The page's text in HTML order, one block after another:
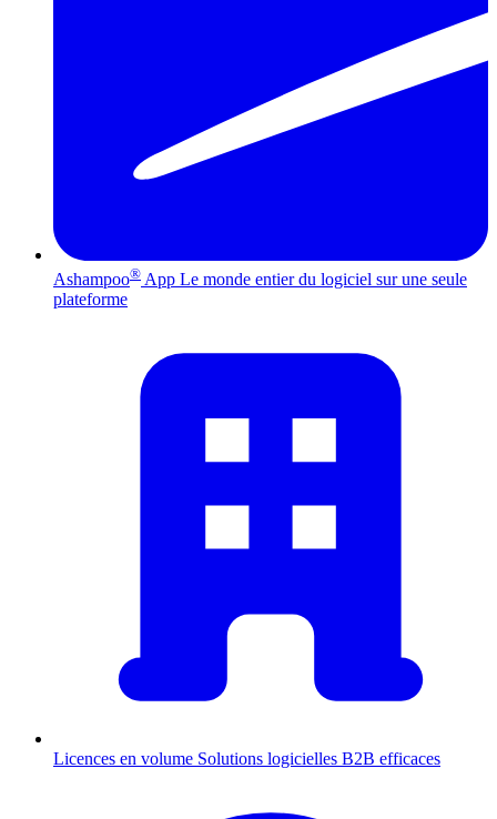
Ashampoo® App Le monde entier du logiciel sur une seule
plateforme
Licences en volume Solutions logicielles B2B efficaces